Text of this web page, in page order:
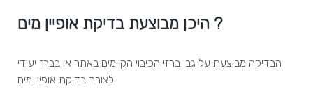
היכן מבוצעת בדיקת אופיין מים ?
הבדיקה מבוצעת על גבי ברזי הכיבוי הקיימים באתר או בברז יעודי
לצורך בדיקת אופיין מים